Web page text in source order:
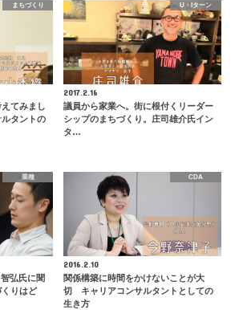
まちづくり
てみまし
タントの
U・Iターン
2017.2.16
議員から家業へ。街に根付くリーダー
シップのまちづくり。庄司雄介氏イン
タ…
業種
弘氏に聞
りはど
CDA
2016.2.10
関係構築に時間をかけないことが大
切 キャリアコンサルタントとしての
生き方